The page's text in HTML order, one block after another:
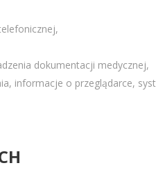
dokumentacji medycznej,
informacje o przeglądarce,